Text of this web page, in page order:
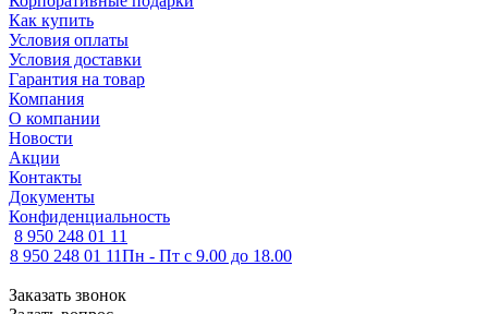
Как купить
Условия оплаты
Условия доставки
Гарантия на товар
Компания
О компании
Новости
Акции
Контакты
Документы
Конфиденциальность
8 950 248 01 11
8 950 248 01 11Пн - Пт с 9.00 до 18.00
Заказать звонок